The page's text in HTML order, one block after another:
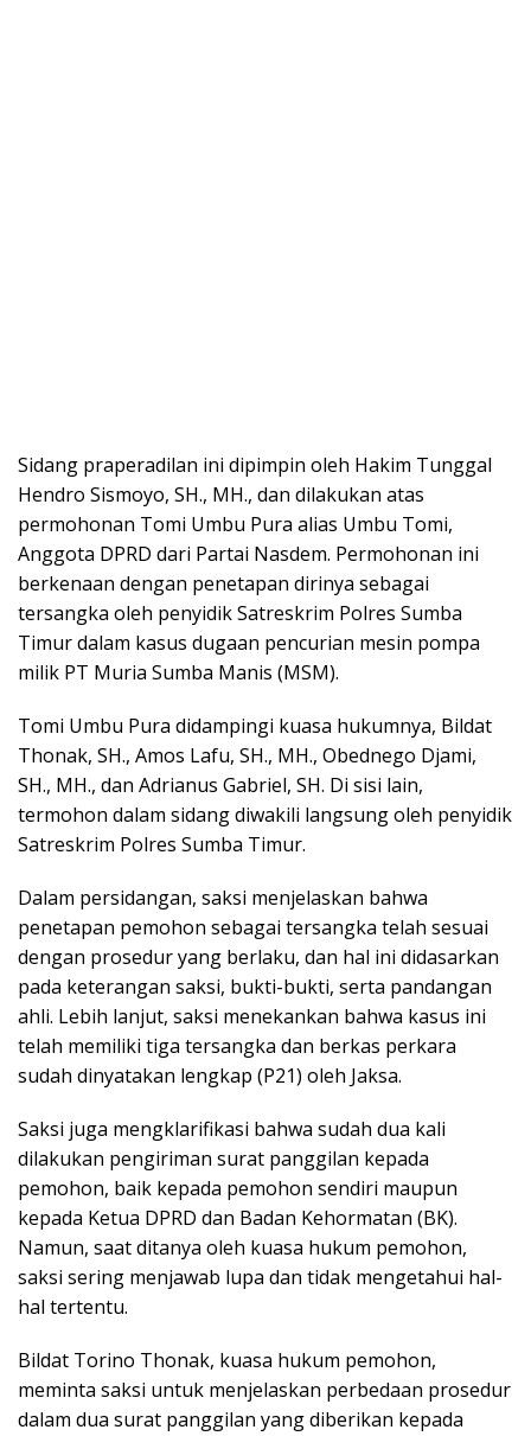
Sidang praperadilan ini dipimpin oleh Hakim Tunggal
Hendro Sismoyo, SH., MH., dan dilakukan atas
permohonan Tomi Umbu Pura alias Umbu Tomi,
Anggota DPRD dari Partai Nasdem. Permohonan ini
berkenaan dengan penetapan dirinya sebagai
tersangka oleh penyidik Satreskrim Polres Sumba
Timur dalam kasus dugaan pencurian mesin pompa
milik PT Muria Sumba Manis (MSM).
Tomi Umbu Pura didampingi kuasa hukumnya, Bildat
Thonak, SH., Amos Lafu, SH., MH., Obednego Djami,
SH., MH., dan Adrianus Gabriel, SH. Di sisi lain,
termohon dalam sidang diwakili langsung oleh penyidik
Satreskrim Polres Sumba Timur.
Dalam persidangan, saksi menjelaskan bahwa
penetapan pemohon sebagai tersangka telah sesuai
dengan prosedur yang berlaku, dan hal ini didasarkan
pada keterangan saksi, bukti-bukti, serta pandangan
ahli. Lebih lanjut, saksi menekankan bahwa kasus ini
telah memiliki tiga tersangka dan berkas perkara
sudah dinyatakan lengkap (P21) oleh Jaksa.
Saksi juga mengklarifikasi bahwa sudah dua kali
dilakukan pengiriman surat panggilan kepada
pemohon, baik kepada pemohon sendiri maupun
kepada Ketua DPRD dan Badan Kehormatan (BK).
Namun, saat ditanya oleh kuasa hukum pemohon,
saksi sering menjawab lupa dan tidak mengetahui hal-
hal tertentu.
Bildat Torino Thonak, kuasa hukum pemohon,
meminta saksi untuk menjelaskan perbedaan prosedur
dalam dua surat panggilan yang diberikan kepada